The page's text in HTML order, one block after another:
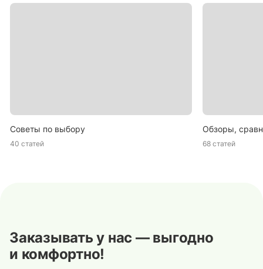
Советы по выбору
40 статей
Обзоры,
68 статей
Заказывать у нас — выгодно
и комфортно!